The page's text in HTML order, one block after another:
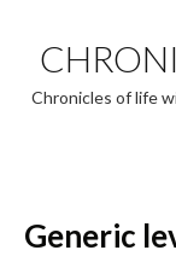
Chronicles of life
Generic